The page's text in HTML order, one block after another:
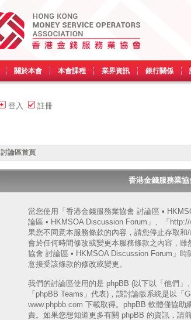
關於本會 本會課程 業界資訊 銀行關係
登入 註冊
討論區首頁
香港金錢服務業
當您使用「香港金錢服務業協會 討論區 •
論區 • HKMSOA Discussion Forum」、「
果您不同意本服務條款的內容，請您停止存取
會於任何時間修改或變更本服務條款之內容，
協會 討論區 • HKMSOA Discussion Forum」
意接受該條款的修改或變更。
我們的討論區使用的是 phpBB (以下以「他們」
「phpBB Teams」代表)，該討論版系統是以「
www.phpbb.com 下載取得。phpBB 軟體僅協助
責。如果您想知道更多有關 phpBB 的資訊，請